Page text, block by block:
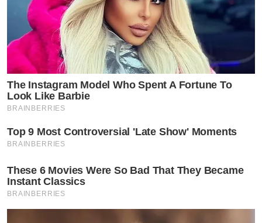
สาวนัดก็โพสต์ฟาดกลับแบบจุก ๆ ว่า “ไม่เคยคิดอยากยุ่ง
ตลอด งงนะ” ว้ายยยแรงอยู่นะ ชาวเน็ตไม่รอช้าแห่ขอวาร์ป
เจ้าของโพสต์ดังกล่าว ไปสืบเสาะหากับเองก็มี หลายคอม
เมนต์ยังกล่าวอีกว่าให้เก็บรวบรวหลักฐานแล้วฟ้องไปเลยยย
The Instagram Model Who Spent A Fortune To
Look Like Barbie
BRAINBERRIES
Top 9 Most Controversial 'Late Show' Moments
BRAINBERRIES
These 6 Movies Were So Bad That They Became
Instant Classics
BRAINBERRIES